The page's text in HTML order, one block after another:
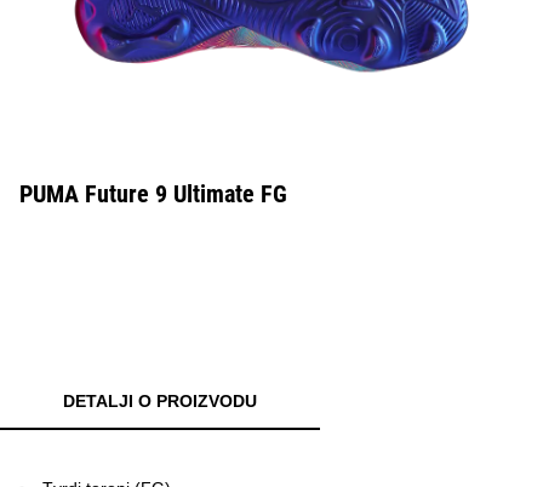
PUMA Future 9 Ultimate FG
DETALJI O PROIZVODU